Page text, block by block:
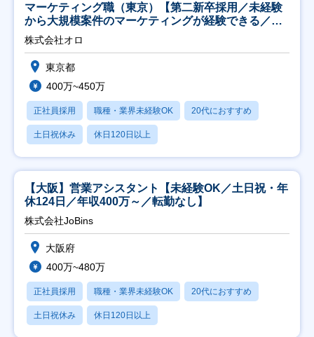
マーケティング職（東京）【第二新卒採用／未経験
から大規模案件のマーケティングが経験できる／研
修充実】
株式会社オロ
東京都
400万~450万
正社員採用 職種・業界未経験OK 20代におすすめ
土日祝休み 休日120日以上
【大阪】営業アシスタント【未経験OK／土日祝・年
休124日／年収400万～／転勤なし】
株式会社JoBins
大阪府
400万~480万
正社員採用 職種・業界未経験OK 20代におすすめ
土日祝休み 休日120日以上